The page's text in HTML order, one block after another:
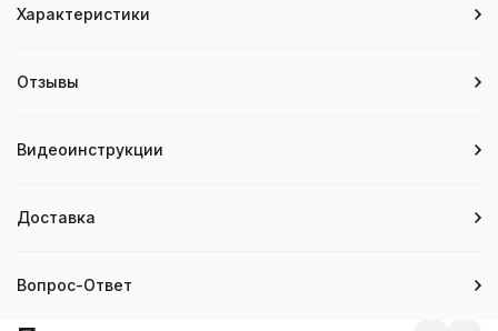
Характеристики
Отзывы
Видеоинструкции
Доставка
Вопрос-Ответ